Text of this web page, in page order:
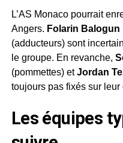
L’AS Monaco pourrait
Angers. Folarin Balogun
(adducteurs) sont
le groupe. En revanche,
(pommettes) etJordan
toujours pas fixés sur leur
Les équipes